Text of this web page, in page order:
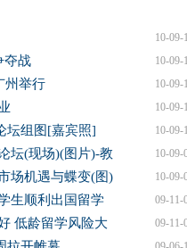
10-09-
10-09-
夺战
10-09-
州举行
10-09-
10-09-
坛组图[嘉宾照]
10-09-
坛(现场)(图片)-教
10-09-
场机遇与蝶变(图)
09-11-
生顺利出国留学
09-11-
低龄留学风险大